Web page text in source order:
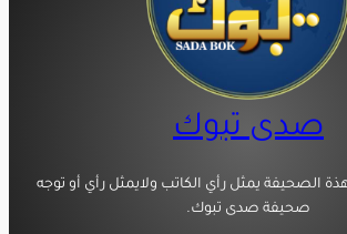
صدى تبوك
الصحيفة يمثل رأي الكاتب ولايمثل رأي أو توجه
صحيفة صدى تبوك.